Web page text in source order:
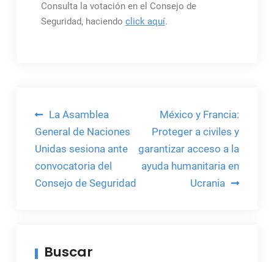
Consulta la votación en el Consejo de
Seguridad, haciendo click aquí.
Navegación
de
entradas
La Asamblea
General de Naciones
Unidas sesiona ante
convocatoria del
Consejo de Seguridad
México y Francia:
Proteger a civiles y
garantizar acceso a la
ayuda humanitaria en
Ucrania
Buscar